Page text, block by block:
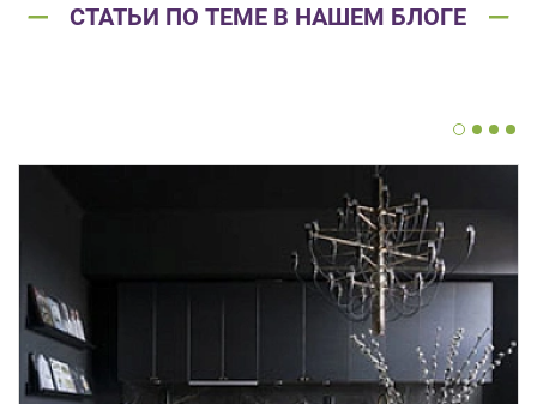
СТАТЬИ ПО ТЕМЕ В НАШЕМ БЛОГЕ